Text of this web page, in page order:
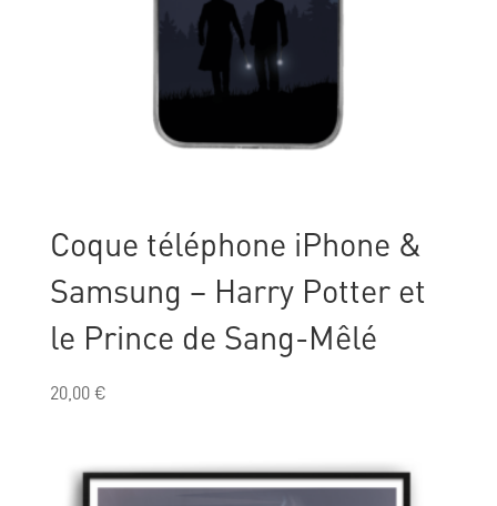
Coque téléphone iPhone &
Samsung – Harry Potter et
le Prince de Sang-Mêlé
20,00€